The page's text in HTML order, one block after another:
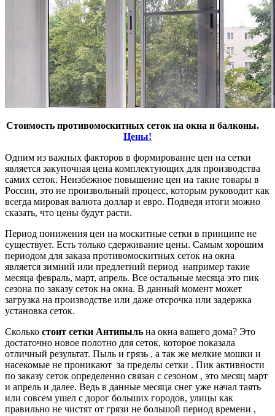
Стоимость противомоскитных сеток на окна и балконы.
Цены!
Одним из важных факторов в формирование цен на сетки
является закупочная цена комплектующих для производства
самих сеток. Неизбежное повышение цен на такие товары в
России, это не произвольный процесс, которым руководит как
всегда мировая валюта доллар и евро. Подведя итоги можно
сказать, что цены будут расти.
Период понижения цен на москитные сетки в принципе не
существует. Есть только сдерживание цены. Самым хорошим
периодом для заказа противомоскитных сеток на окна
является зимний или предлетний период например такие
месяца февраль, март, апрель. Все остальные месяца это пик
сезона по заказу сеток на окна. В данный момент может
загрузка на производстве или даже отсрочка или задержка
установка сеток.
Сколько стоит сетки Антипыль на окна вашего дома? Это
достаточно новое полотно для сеток, которое показала
отличный результат. Пыль и грязь , а так же мелкие мошки и
насекомые не проникают за пределы сетки . Пик активности
по заказу сеток определенно связан с сезоном , это месяц март
и апрель и далее. Ведь в данные месяца снег уже начал таять
или совсем ушел с дорог больших городов, улицы как
правильно не чистят от грязи не большой период времени ,